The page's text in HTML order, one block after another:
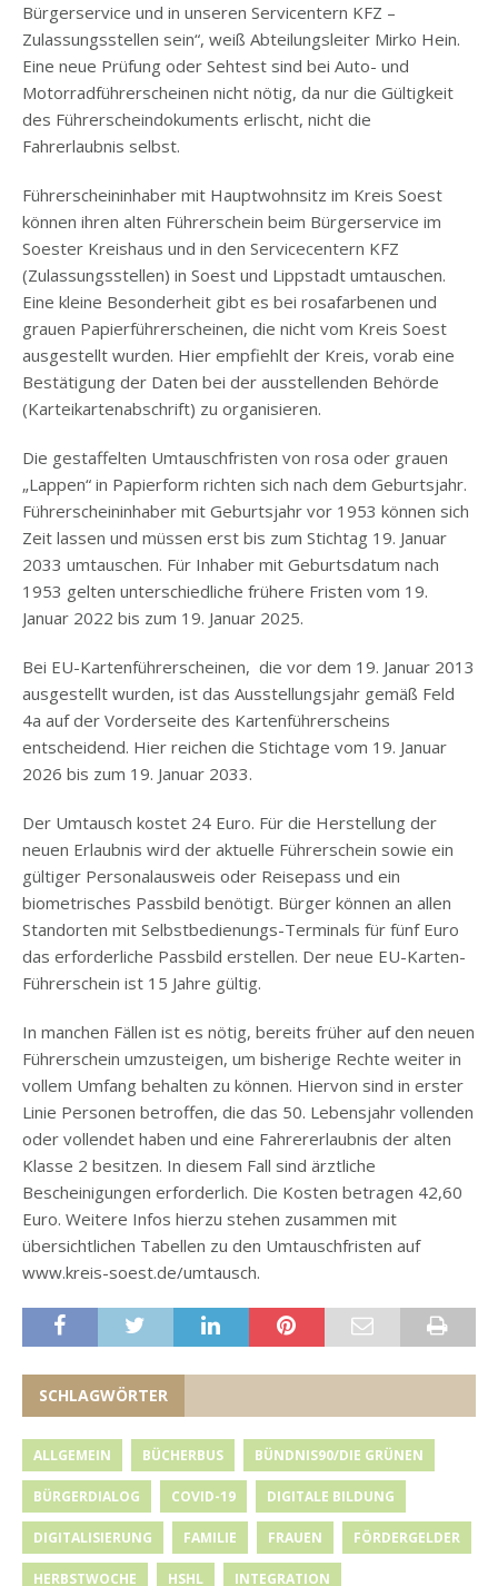
Bürgerservice und in unseren Servicentern KFZ –
Zulassungsstellen sein“, weiß Abteilungsleiter Mirko Hein.
Eine neue Prüfung oder Sehtest sind bei Auto- und
Motorradführerscheinen nicht nötig, da nur die Gültigkeit
des Führerscheindokuments erlischt, nicht die
Fahrerlaubnis selbst.
Führerscheininhaber mit Hauptwohnsitz im Kreis Soest
können ihren alten Führerschein beim Bürgerservice im
Soester Kreishaus und in den Servicecentern KFZ
(Zulassungsstellen) in Soest und Lippstadt umtauschen.
Eine kleine Besonderheit gibt es bei rosafarbenen und
grauen Papierführerscheinen, die nicht vom Kreis Soest
ausgestellt wurden. Hier empfiehlt der Kreis, vorab eine
Bestätigung der Daten bei der ausstellenden Behörde
(Karteikartenabschrift) zu organisieren.
Die gestaffelten Umtauschfristen von rosa oder grauen
„Lappen“ in Papierform richten sich nach dem Geburtsjahr.
Führerscheininhaber mit Geburtsjahr vor 1953 können sich
Zeit lassen und müssen erst bis zum Stichtag 19. Januar
2033 umtauschen. Für Inhaber mit Geburtsdatum nach
1953 gelten unterschiedliche frühere Fristen vom 19.
Januar 2022 bis zum 19. Januar 2025.
Bei EU-Kartenführerscheinen, die vor dem 19. Januar 2013
ausgestellt wurden, ist das Ausstellungsjahr gemäß Feld
4a auf der Vorderseite des Kartenführerscheins
entscheidend. Hier reichen die Stichtage vom 19. Januar
2026 bis zum 19. Januar 2033.
Der Umtausch kostet 24 Euro. Für die Herstellung der
neuen Erlaubnis wird der aktuelle Führerschein sowie ein
gültiger Personalausweis oder Reisepass und ein
biometrisches Passbild benötigt. Bürger können an allen
Standorten mit Selbstbedienungs-Terminals für fünf Euro
das erforderliche Passbild erstellen. Der neue EU-Karten-
Führerschein ist 15 Jahre gültig.
In manchen Fällen ist es nötig, bereits früher auf den neuen
Führerschein umzusteigen, um bisherige Rechte weiter in
vollem Umfang behalten zu können. Hiervon sind in erster
Linie Personen betroffen, die das 50. Lebensjahr vollenden
oder vollendet haben und eine Fahrererlaubnis der alten
Klasse 2 besitzen. In diesem Fall sind ärztliche
Bescheinigungen erforderlich. Die Kosten betragen 42,60
Euro. Weitere Infos hierzu stehen zusammen mit
übersichtlichen Tabellen zu den Umtauschfristen auf
www.kreis-soest.de/umtausch.
SCHLAGWÖRTER
ALLGEMEIN BÜCHERBUS BÜNDNIS90/DIE GRÜNEN
BÜRGERDIALOG COVID-19 DIGITALE BILDUNG
DIGITALISIERUNG FAMILIE FRAUEN FÖRDERGELDER
HERBSTWOCHE HSHL INTEGRATION